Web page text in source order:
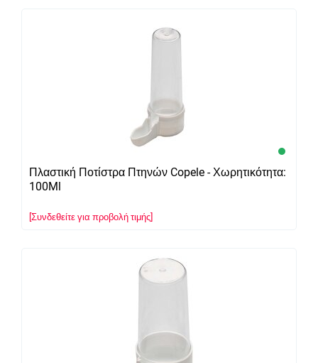
Πλαστική Ποτίστρα Πτηνών Copele - Χωρητικότητα:
100Ml
[Συνδεθείτε για προβολή τιμής]